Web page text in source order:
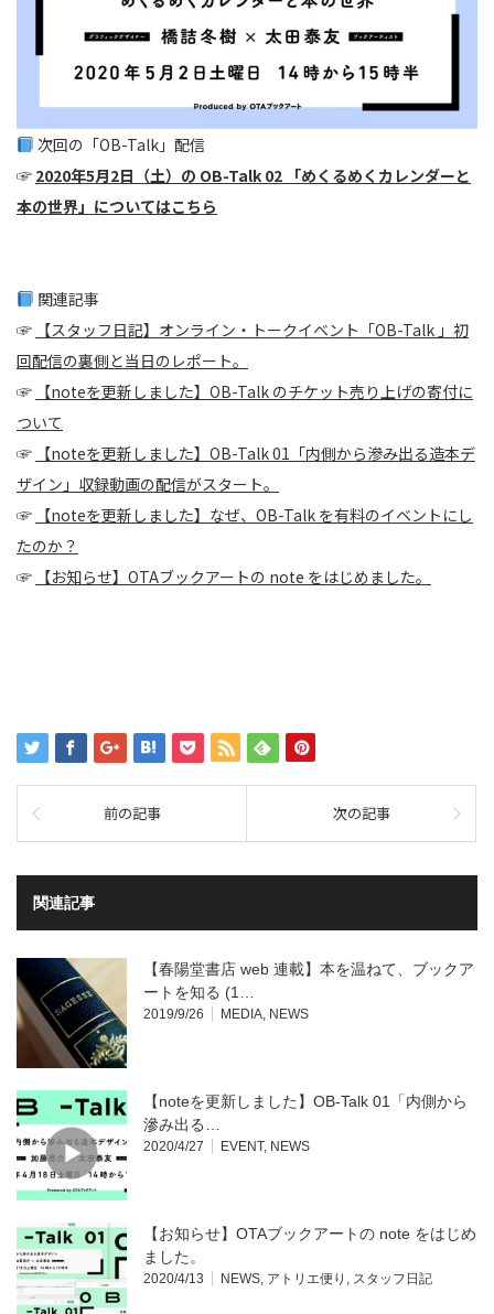
次回の「OB-Talk」配信
☞ 2020年5月2日（土）の OB-Talk 02 「めくるめくカレンダーと
本の世界」についてはこちら
関連記事
☞ 【スタッフ日記】オンライン・トークイベント「OB-Talk 」初
回配信の裏側と当日のレポート。
☞ 【noteを更新しました】OB-Talk のチケット売り上げの寄付に
ついて
☞ 【noteを更新しました】OB-Talk 01「内側から滲み出る造本デ
ザイン」収録動画の配信がスタート。
☞ 【noteを更新しました】なぜ、OB-Talk を有料のイベントにし
たのか？
☞ 【お知らせ】OTAブックアートの note をはじめました。
前の記事 次の記事
関連記事
【春陽堂書店 web 連載】本を温ねて、ブックア
ートを知る (1…
2019/9/26 MEDIA NEWS
【noteを更新しました】OB-Talk 01「内側から
滲み出る…
2020/4/27 EVENT, NEWS
【お知らせ】OTAブックアートの note をはじめ
ました。
2020/4/13 NEWS アトリエ便り スタッフ日記